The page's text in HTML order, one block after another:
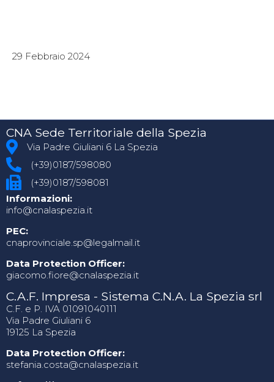
29 Febbraio 2024
CNA Sede Territoriale della Spezia
Via Padre Giuliani 6 La Spezia
(+39)0187/598080
(+39)0187/598081
Informazioni:
info@cnalaspezia.it
PEC:
cnaprovinciale.sp@legalmail.it
Data Protection Officer:
giacomo.fiore@cnalaspezia.it
C.A.F. Impresa - Sistema C.N.A. La Spezia srl
C.F. e P. IVA 01091040111
Via Padre Giuliani 6
19125 La Spezia
Data Protection Officer:
stefania.costa@cnalaspezia.it